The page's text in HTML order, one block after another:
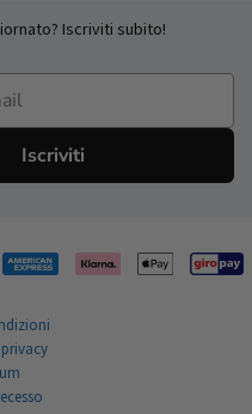
Iscriviti subito!
Iscriviti